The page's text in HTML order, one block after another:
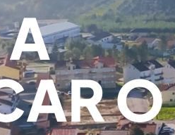
O